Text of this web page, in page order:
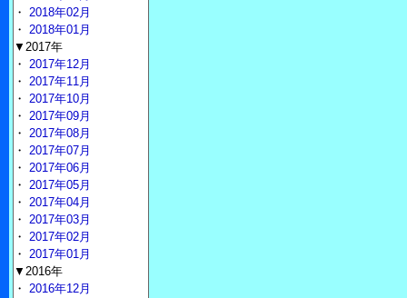
・ 2018年02月
・ 2018年01月
▼2017年
・ 2017年12月
・ 2017年11月
・ 2017年10月
・ 2017年09月
・ 2017年08月
・ 2017年07月
・ 2017年06月
・ 2017年05月
・ 2017年04月
・ 2017年03月
・ 2017年02月
・ 2017年01月
▼2016年
・ 2016年12月